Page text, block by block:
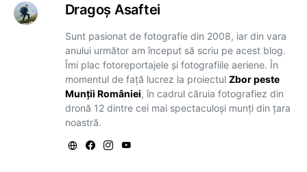
Dragoş Asaftei
Sunt pasionat de fotografie din 2008, iar din vara
anului următor am început să scriu pe acest blog.
Îmi plac fotoreportajele și fotografiile aeriene. În
momentul de față lucrez la proiectul Zbor peste
Munții României, în cadrul căruia fotografiez din
dronă 12 dintre cei mai spectaculoși munți din țara
noastră.